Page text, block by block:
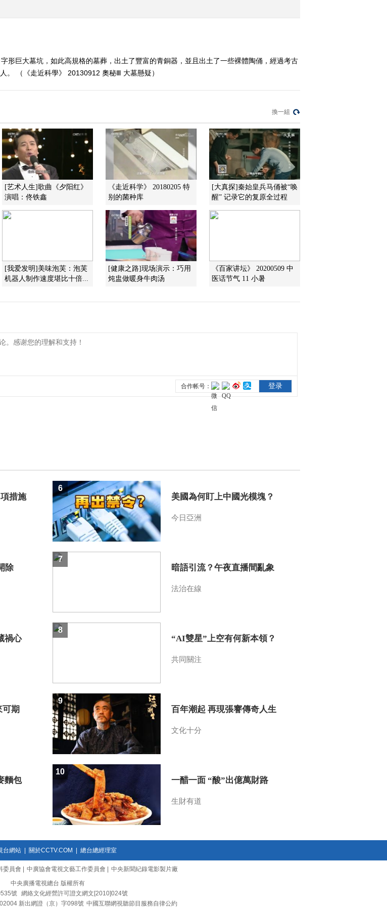
2013-09-04 22:33:08
《走近科学》 20130903
奥秘Ⅲ-封土下的亡灵
（上）
2013-09-03 22:16:53
《走近科学》 20130902
奥秘Ⅲ-千年地宫之谜
《走近科学》 20130829
奥秘Ⅲ-史前疑案
2013-08-29 21:39:35
奥秘Ⅲ-大云山迷雾
《走近科学》 20130827
奥秘Ⅲ-矮人墓大调查
2013-08-26 21:54:49
奥秘Ⅲ-幻彩山谷
2013-08-21 00:07:17
《走近科学》 20130819
生命博物馆的秘密
2013-08-14 21:49:41
形巨大墓坑，如此高規格的墓葬，出土了豐富的青銅器，並且出土了一些裸體陶俑，經過考古
。 （《走近科學》 20130912 奧秘Ⅲ 大墓懸疑）
換一組
[艺术人生]歌曲《夕阳红》
演唱：佟铁鑫
《走近科学》 20180205 特
别的菌种库
[大真探]秦始皇兵马俑被“唤
醒” 记录它的复原全过程
[我爱发明]美味泡芙：泡芙
机器人制作速度堪比十倍...
[健康之路]现场演示：巧用
炖盅做暖身牛肉汤
《百家讲坛》 20200509 中
医话节气 11 小暑
措施
除
禍心
期
麵包
美國為何盯上中國光模塊？
今日亞洲
6
暗語引流？午夜直播間亂象
法治在線
7
“AI雙星”上空有何新本領？
共同關注
8
百年潮起 再現張謇傳奇人生
文化十分
9
一醋一面 “酸”出億萬財路
生財有道
10
台網站| 關於CCTV.COM 總台總經理室
委員會 中廣協會電視文藝工作委員會
中央新聞紀錄電影製片廠
中央廣播電視總台 版權所有
號
網絡文化經營許可證文網文[2010]024號
新出網證（京）字098號 中國互聯網視聽節目服務自律公約